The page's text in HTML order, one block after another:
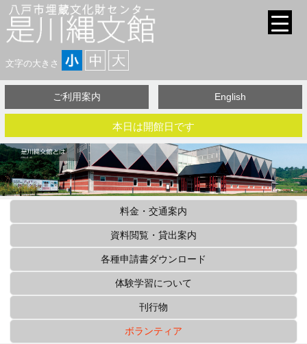
文字の大きさ
ご利用案内 English
本日は開館日です
料金・交通案内
資料閲覧・貸出案内
各種申請書ダウンロード
体験学習について
刊行物
ボランティア